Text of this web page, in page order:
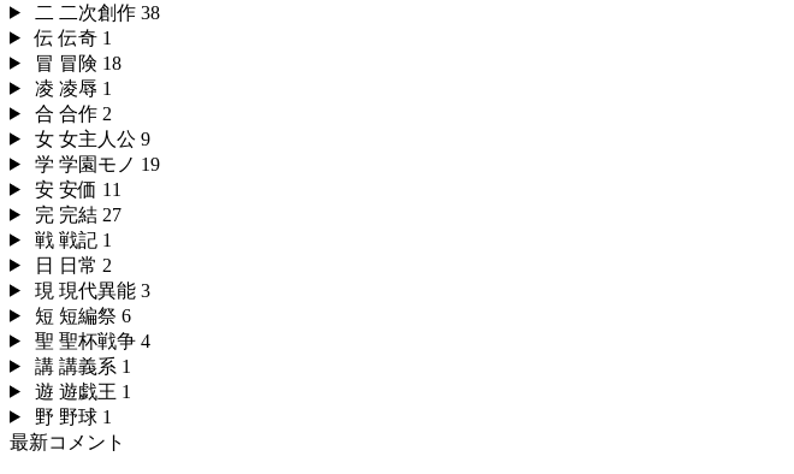
二 二次創作 38
伝伝奇 1
冒 冒険 18
凌 凌辱 1
合 合作 2
女 女主人公 9
学 学園モノ 19
安 安価 11
完 完結 27
戦 戦記 1
日
日常 2
現 現代異能 3
短 短編祭 6
聖 聖杯戦争 4
講 講義系 1
遊 遊戯王 1
野 野球 1
最新コメント